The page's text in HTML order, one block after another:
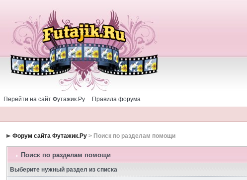
Перейти на сайт Футажик.Ру Правила форума
Форум сайта Футажик.Ру > Поиск по разделам помощи
Поиск по разделам помощи
Выберите нужный раздел из списка